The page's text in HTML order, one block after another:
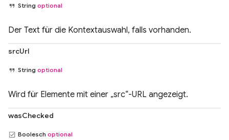
String optional
Der Text für die Kontextauswahl, falls vorhanden.
srcUrl
String optional
Wird für Elemente mit einer „src“-URL angezeigt.
wasChecked
Boolesch optional